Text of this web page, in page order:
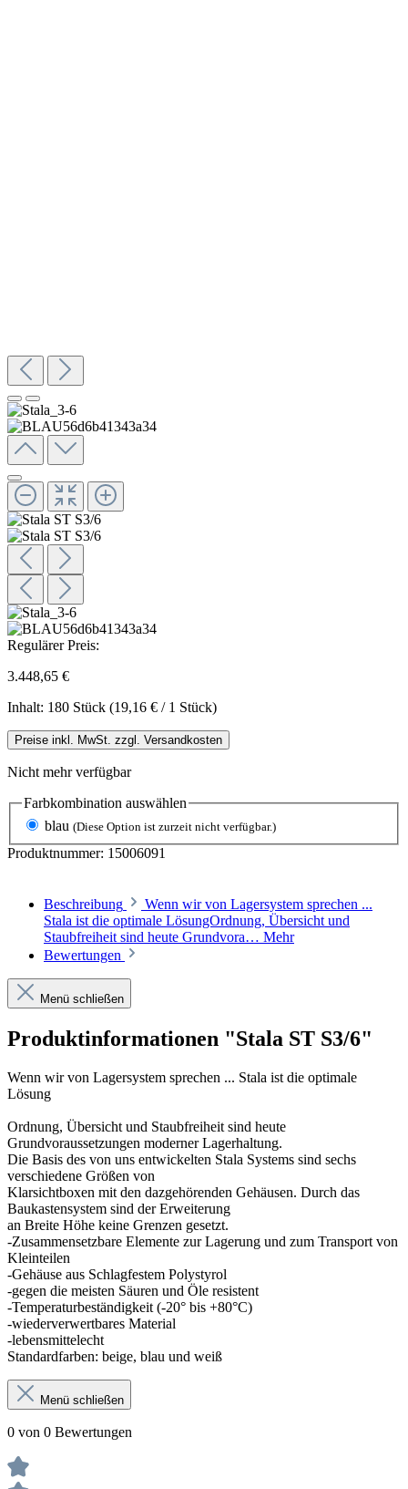
Regulärer Preis:
3.448,65 €
Inhalt: 180 Stück (19,16 € / 1 Stück)
Preise inkl. MwSt. zzgl. Versandkosten
Nicht mehr verfügbar
Farbkombination auswählen
blau (Diese Option ist zurzeit nicht verfügbar.)
Produktnummer: 15006091
Beschreibung
Wenn wir von Lagersystem sprechen ...
Stala ist die optimale LösungOrdnung, Übersicht und
Staubfreiheit sind heute Grundvora… Mehr
Bewertungen
Menü schließen
Produktinformationen "Stala ST S3/6"
Wenn wir von Lagersystem sprechen ... Stala ist die optimale
Lösung
Ordnung, Übersicht und Staubfreiheit sind heute
Grundvoraussetzungen moderner Lagerhaltung.
Die Basis des von uns entwickelten Stala Systems sind sechs
verschiedene Größen von
Klarsichtboxen mit den dazgehörenden Gehäusen. Durch das
Baukastensystem sind der Erweiterung
an Breite Höhe keine Grenzen gesetzt.
-Zusammensetzbare Elemente zur Lagerung und zum Transport von
Kleinteilen
-Gehäuse aus Schlagfestem Polystyrol
-gegen die meisten Säuren und Öle resistent
-Temperaturbeständigkeit (-20° bis +80°C)
-wiederverwertbares Material
-lebensmittelecht
Standardfarben: beige, blau und weiß
Menü schließen
0 von 0 Bewertungen